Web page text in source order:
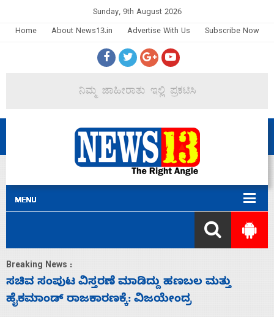
Sunday, 9th August 2026
Home
About News13.in Advertise With Us Subscribe Now
Breaking News :
‘ಕಳೆದ 3-4 ವರ್ಷಗಳಲ್ಲಿ 40 ಲಷ್ಕರ್ ಸದಸ್ಯರನ್ನು ಸದ್ದಿಲ್ಲದೆ
ಮುಗಿಸಿದೆ ಭಾರತ